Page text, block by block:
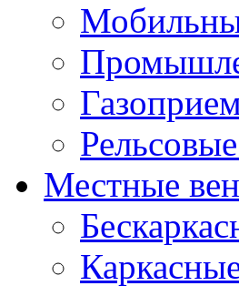
Местные